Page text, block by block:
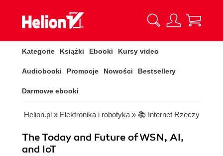
Kategorie Książki Ebooki Kursy video
Audiobooki Promocje Nowości Bestsellery
Darmowe ebooki
Helion.pl » Elektronika i robotyka » 📚 Internet Rzeczy
The Today and Future of WSN, AI,
and IoT